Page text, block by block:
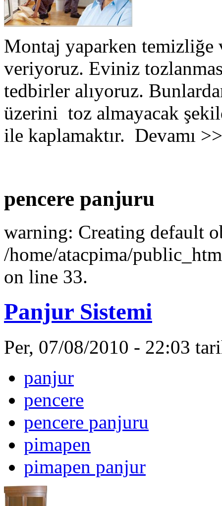
Montaj yaparken
veriyoruz. Eviniz
tedbirler alıyoruz.
üzerini toz almayacak
ile kaplamaktır. Devamı
pencere panjuru
warning: Creating default
/home/atacpima/
on line 33.
Panjur Sistemi
Per, 07/08/2010 - 22:03
panjur
pencere
pencere panjuru
pimapen
pimapen panjur